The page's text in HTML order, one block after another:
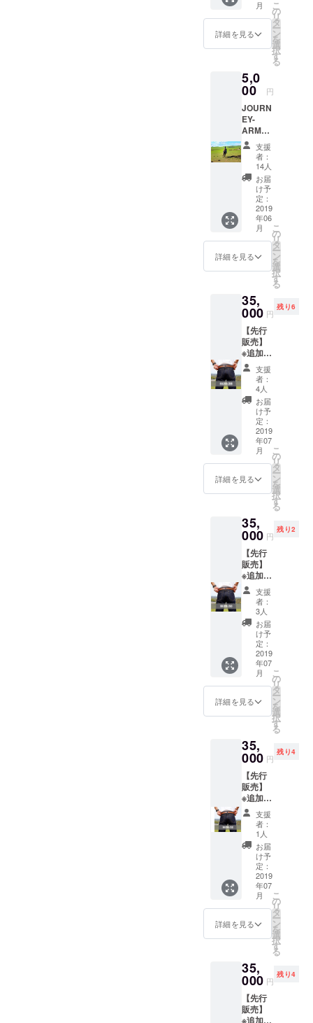
非ご支
援のほ
どお願
い致し
ます。
ロジェ
クトを
支援し
たこと
に誇り
を持っ
て頂け
るよう
な活
動・ブ
ランド
にして
いきた
いと思
いま
す。ど
うぞ宜
す。 ※
ご支援
頂いた
方には
お礼
メール
をお送
りさせ
て頂き
ます。
月
詳細を見る
こ
の
リ
タ
ー
ン
を
選
択
す
る
5,0
00 円
JOURN
EY-
ARMO
URの一
般発売
が開始
される
まで支
援者様
限定で
プロ
ジェク
トの活
動報告
をさせ
ていた
す。6月
に広告
動画撮
影のた
めモン
ゴルや
中国に
渡航予
定で
す。そ
の他、
我々が
世界中
を旅し
ていく
中で得
たその
様子な
ど、
ローカ
ル情報
をメー
ルで写
真や動
画と共
にお届
けいた
しま
す！ ご
支援い
ただい
た方に
は別途
お礼
て頂き
ます。
支援
者：
14人
お届
け予
定：
2019
年06
月
詳細を見る
こ
の
リ
タ
ー
ン
を
選
択
す
る
35,
000 円
残り6
【先行
販売】
※追加リ
ターン
旅人用
ジーン
ズ"JOU
RNEY
ARMO
UR" ユ
ニセッ
クスで
サイズ
はW28
の製品
です。
字のご
とく旅
の鎧で
あり超
ヘビー
オンス
ジーン
ズとな
りま
す。
ウォッ
シュを
かけて
いない
生デニ
ムとな
ります
ングス
は共に
2-5cm
程縮む
事が予
想され
ます。
完全に
好みの
問題で
すが、
少しき
つめで
穿きジ
ワを
しっか
り出し
サイズ
を。縮
むこと
を考慮
して、
支援
者：
4人
お届
け予
定：
2019
年07
月
詳細を見る
こ
の
リ
タ
ー
ン
を
選
択
す
る
35,
000 円
残り2
【先行
販売】
※追加リ
ターン
旅人用
ジーン
ズ"JOU
RNEY
ARMO
UR" ユ
ニセッ
クスで
サイズ
はW30
の製品
です。
字のご
とく旅
の鎧で
あり超
ヘビー
オンス
ジーン
ズとな
りま
す。
ウォッ
シュを
かけて
いない
生デニ
ムとな
ります
ングス
は共に
2-5cm
程縮む
事が予
支援
者：
3人
お届
け予
定：
2019
年07
月
詳細を見る
こ
の
リ
タ
ー
ン
を
選
択
す
る
35,
000 円
残り4
【先行
販売】
※追加リ
ターン
旅人用
ジーン
ズ"JOU
RNEY
ARMO
UR" ユ
ニセッ
クスで
サイズ
はW32
の製品
です。
字のご
とく旅
の鎧で
あり超
ヘビー
支援
者：
1人
お届
け予
定：
2019
年07
月
詳細を見る
こ
の
リ
タ
ー
ン
を
選
択
す
る
35,
000 円
残り4
【先行
販売】
※追加リ